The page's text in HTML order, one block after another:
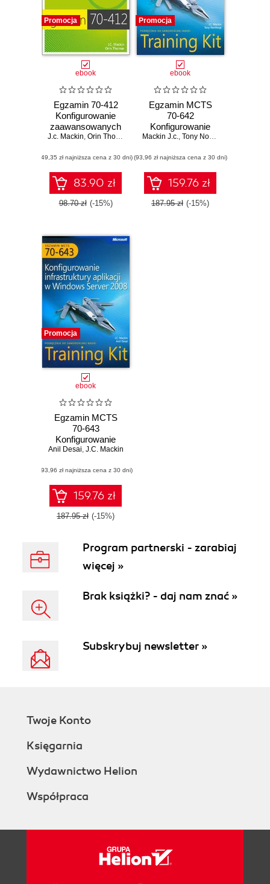
Promocja
ebook
Egzamin 70-412
Konfigurowanie
zaawansowanych
usług Windows
J.c. Mackin, Orin Thomas
(49,35 zł najniższa cena z 30 dni)
83.90 zł
98.70 zł (-15%)
Promocja
ebook
Egzamin MCTS
70-642
Konfigurowanie
infrastruktury
Server 2008 R2
Training Kit
Mackin J.c., Tony Northrup
(93,96 zł najniższa cena z 30 dni)
159.76 zł
187.95 zł (-15%)
Promocja
ebook
Egzamin MCTS
70-643
Konfigurowanie
infrastruktury
Windows Server
2008
Anil Desai, J.C. Mackin
(93,96 zł najniższa cena z 30 dni)
159.76 zł
187.95 zł (-15%)
Program partnerski - zarabiaj
więcej »
Brak książki? - daj nam znać »
Subskrybuj newsletter »
Twoje Konto
Księgarnia
Wydawnictwo Helion
Współpraca